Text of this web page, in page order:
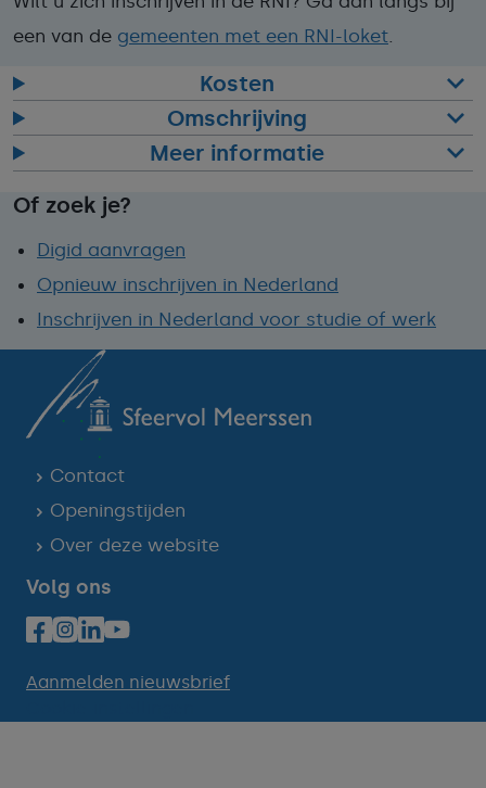
een van de gemeenten met een RNI-loket.
Kosten
Omschrijving
Meer informatie
Of zoek je?
Digid aanvragen
Opnieuw inschrijven in Nederland
Inschrijven in Nederland voor studie of werk
Contact
Openingstijden
Over deze website
Volg ons
Aanmelden nieuwsbrief